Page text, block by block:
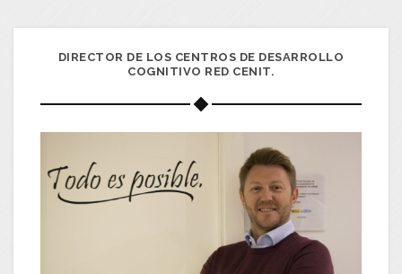
DIRECTOR DE LOS CENTROS DE DESARROLLO
COGNITIVO RED CENIT.